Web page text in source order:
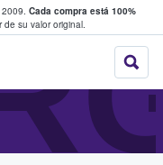
Cada compra está 100%
de su valor original.
StubHub: donde
boletos